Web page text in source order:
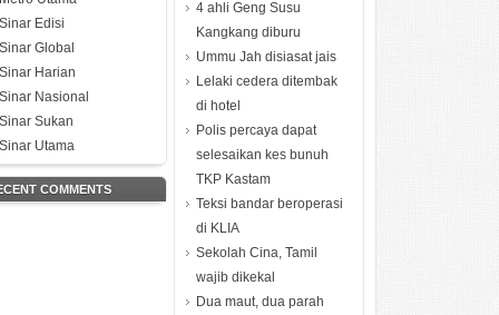
Sinar Edisi
Sinar Global
Sinar Harian
Sinar Nasional
Sinar Sukan
Sinar Utama
COMMENTS
4 ahli Geng Susu
Kangkang diburu
Ummu Jah disiasat jais
Lelaki cedera ditembak
di hotel
Polis percaya dapat
selesaikan kes bunuh
TKP Kastam
Teksi bandar beroperasi
di KLIA
Sekolah Cina, Tamil
wajib dikekal
Dua maut, dua parah